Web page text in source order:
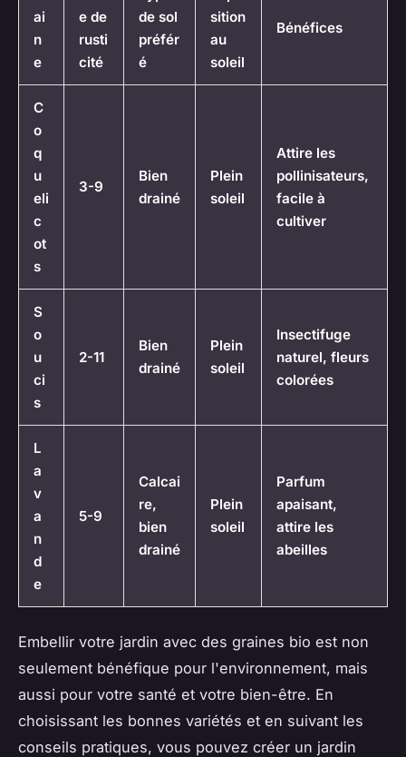
ai
n
e
e de
rusti
cité
de sol
préfér
é
sition
au
soleil
Bénéfices
C
o
q
u
eli
c
ot
s
3-9
Bien
drainé
Plein
soleil
Attire les
pollinisateurs,
facile à
cultiver
S
o
u
ci
s
2-11
Bien
drainé
Plein
soleil
Insectifuge
naturel, fleurs
colorées
L
a
v
a
n
d
e
5-9
Calcai
re,
bien
drainé
Plein
soleil
Parfum
apaisant,
attire les
abeilles
Embellir votre jardin avec des graines bio est non
seulement bénéfique pour l'environnement, mais
aussi pour votre santé et votre bien-être. En
choisissant les bonnes variétés et en suivant les
conseils pratiques, vous pouvez créer un jardin